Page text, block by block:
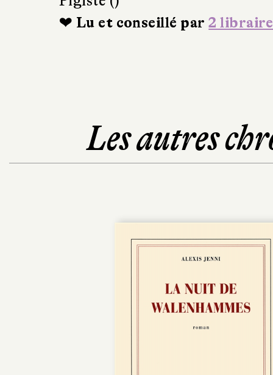
❤ Lu et conseillé par2
Les autres